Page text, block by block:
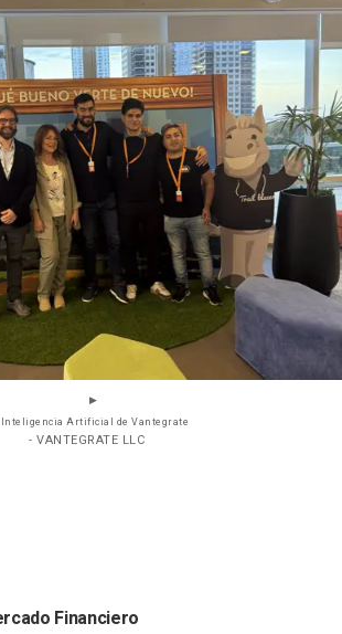
Inteligencia Artificial de Vantegrate
- VANTEGRATE LLC
Financiero